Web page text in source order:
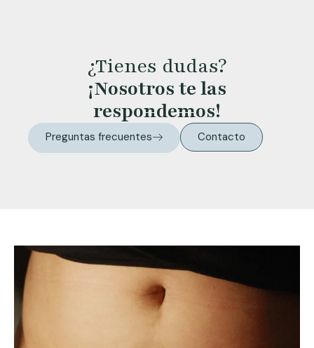
¿Tienes dudas?
¡Nosotros te las
respondemos!
Preguntas frecuentes Contacto